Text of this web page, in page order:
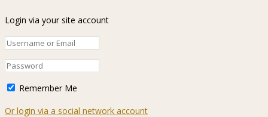
Login via your site account
Remember Me
Or login via a social network account